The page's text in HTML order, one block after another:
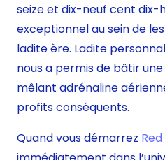
seize et dix-neuf cent dix-
exceptionnel au sein de
ladite ère. Ladite
nous a permis de bâtir
mêlant adrénaline
profits conséquents.
Quand vous démarrez